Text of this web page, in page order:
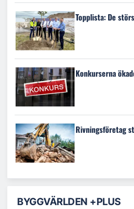
Topplista: De
Konkurserna
Rivningsföretag
BYGGVÄRLDEN +PLUS